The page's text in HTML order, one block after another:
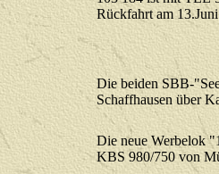
Rückfahrt am
Die beiden SBB-
Schaffhausen über
Die neue Werbelok
KBS 980/750 von